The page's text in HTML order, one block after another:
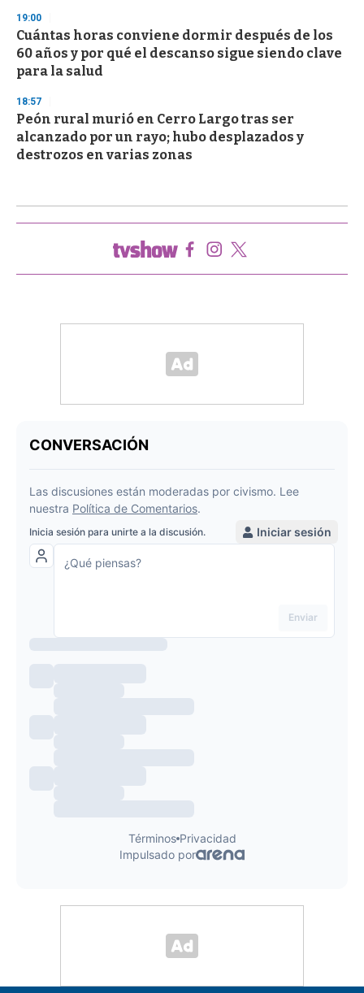
19:00
Cuántas horas conviene dormir después de los
60 años y por qué el descanso sigue siendo clave
para la salud
18:57
Peón rural murió en Cerro Largo tras ser
alcanzado por un rayo; hubo desplazados y
destrozos en varias zonas